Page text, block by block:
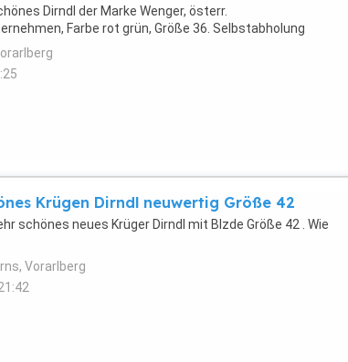
Dirndl der Marke Wenger, österr.
Farbe rot grün, Größe 36. Selbstabholung
Krügen Dirndl neuwertig Größe 42
schönes neues Krüger Dirndl mit Blzde Größe 42 . Wie
Vorarlberg